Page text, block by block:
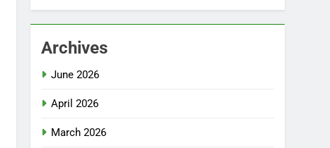
Archives
June 2026
April 2026
March 2026